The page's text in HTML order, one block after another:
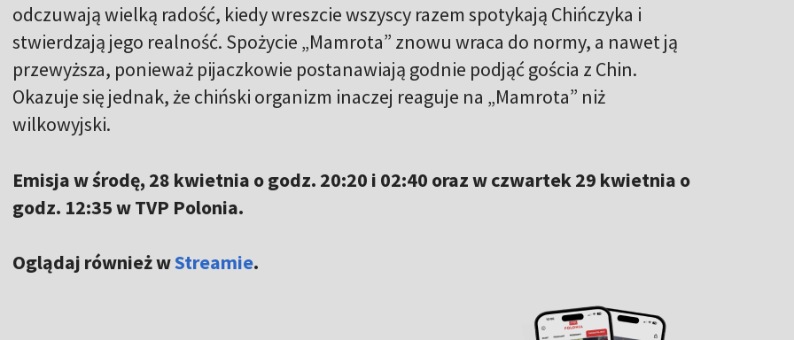
odczuwają wielką radość, kiedy wreszcie wszyscy razem spotykają Chińczyka i
stwierdzają jego realność. Spożycie „Mamrota” znowu wraca do normy, a nawet ją
przewyższa, ponieważ pijaczkowie postanawiają godnie podjąć gościa z Chin.
Okazuje się jednak, że chiński organizm inaczej reaguje na „Mamrota” niż
wilkowyjski.
Emisja w środę, 28 kwietnia o godz. 20:20 i 02:40 oraz w czwartek 29 kwietnia o
godz. 12:35 w TVP Polonia.
Oglądaj również wStreamie.